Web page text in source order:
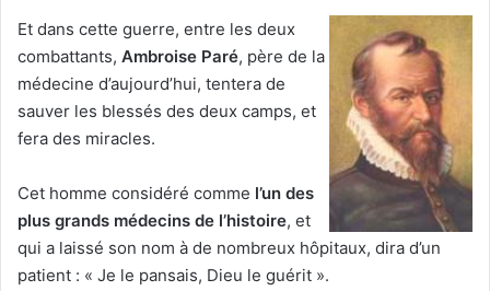
Et dans cette guerre, entre les deux
combattants, Ambroise Paré, père de la
médecine d’aujourd’hui, tentera de
sauver les blessés des deux camps, et
fera des miracles.
Cet homme considéré comme l’un des
plus grands médecins de l’histoire, et
qui a laissé son nom à de nombreux hôpitaux, dira d’un
patient : « Je le pansais, Dieu le guérit ».